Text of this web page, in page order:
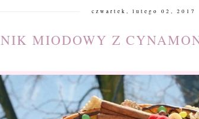
czwartek, lutego 02, 2017
MIODOWY Z